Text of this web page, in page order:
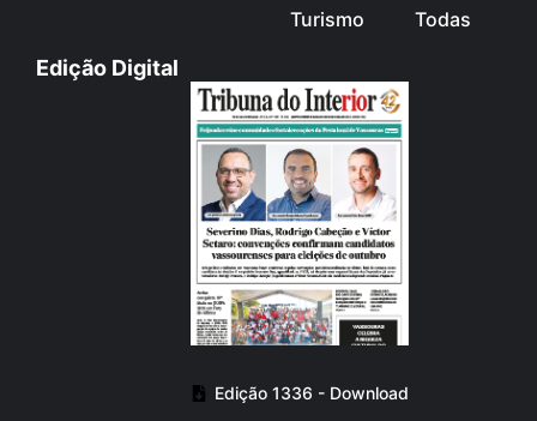
Turismo
Todas
Edição Digital
Edição 1336 - Download